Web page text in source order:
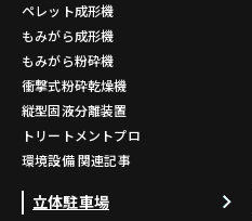
ペレット成形機
もみがら成形機
もみがら粉砕機
衝撃式粉砕乾燥機
縦型固液分離装置
トリートメントプロ
環境設備 関連記事
立体駐車場